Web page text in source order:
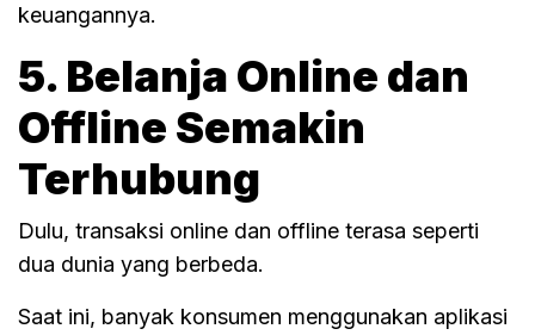
keuangannya.
5. Belanja Online dan
Offline Semakin
Terhubung
Dulu, transaksi online dan offline terasa seperti
dua dunia yang berbeda.
Saat ini, banyak konsumen menggunakan aplikasi